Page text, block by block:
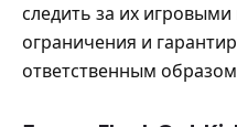
следить за их
ограничения и
ответственным